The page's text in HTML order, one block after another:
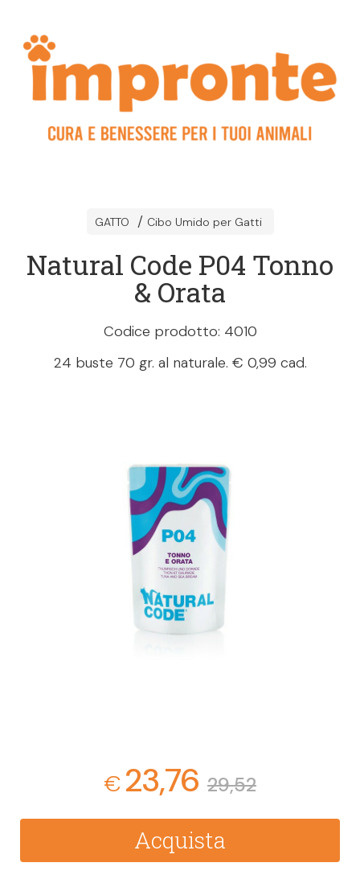
GATTO Cibo Umido per Gatti
Natural Code P04 Tonno
& Orata
Codice prodotto: 4010
24 buste 70 gr. al naturale. € 0,99 cad.
€23,76 29,52
Acquista